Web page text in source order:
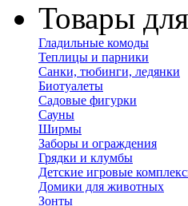
Товары
Гладильные комоды
Теплицы и парники
Санки, тюбинги, ледянки
Биотуалеты
Садовые фигурки
Сауны
Ширмы
Заборы и ограждения
Грядки и клумбы
Детские игровые
Домики для животных
Зонты